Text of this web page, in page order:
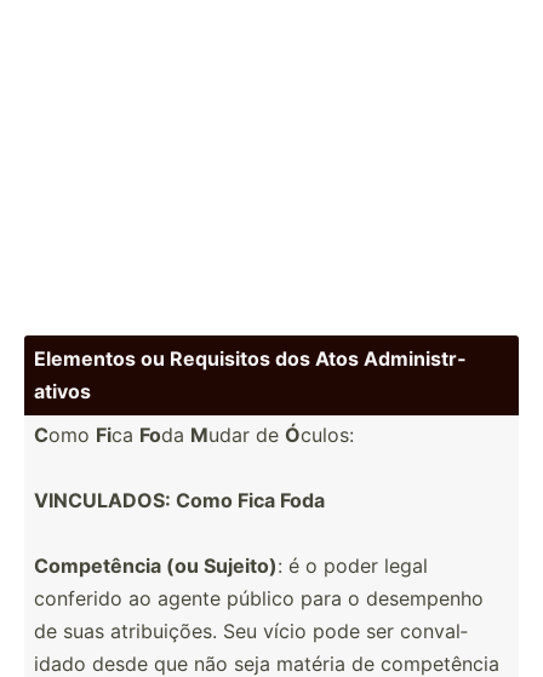
Elementos ou Requisitos dos Atos Admini­str­
ativos
Como Fica Foda Mudar de Óculos:
VINCUL­ADOS: Como Fica Foda
Compet­ência (ou Sujeito): é o poder legal
conferido ao agente público para o desempenho
de suas atribu­ições. Seu vício pode ser conval­
idado desde que não seja matéria de compet­ência